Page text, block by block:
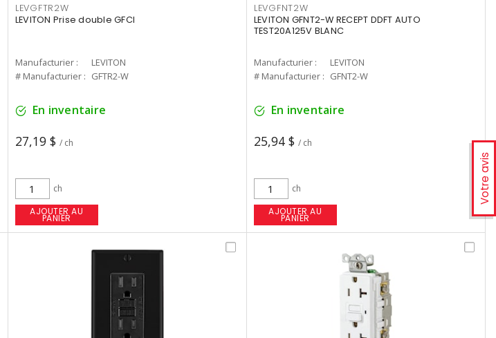
Votre avis
LEVGFTR2W
LEVITON Prise double GFCI
Manufacturier :
LEVITON
# Manufacturier : GFTR2-W
En inventaire
27,19 $ / ch
ch
AJOUTER AU
PANIER
LEVGFNT2W
LEVITON GFNT2-W RECEPT DDFT AUTO
TEST20A125V BLANC
Manufacturier :
LEVITON
# Manufacturier : GFNT2-W
En inventaire
25,94 $ / ch
ch
AJOUTER AU
PANIER